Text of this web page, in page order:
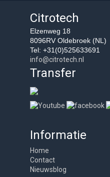
Citrotech
Elzenweg 18
8096RV Oldebroek (NL)
Tel: +31(0)525633691
info@citrotech.nl
Transfer
Informatie
Home
Contact
Nieuwsblog